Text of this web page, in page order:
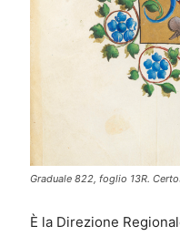
Graduale 822, foglio 13R.
È la Direzione